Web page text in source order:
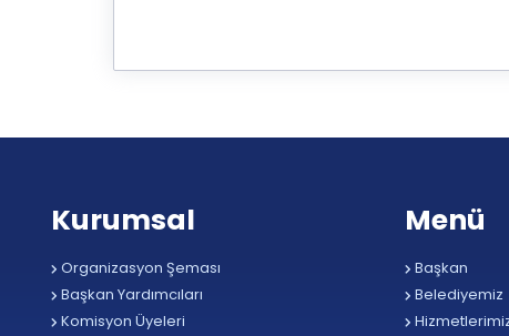
Kurumsal
Organizasyon Şeması
Başkan Yardımcıları
Komisyon Üyeleri
Menü
Başkan
Belediyemiz